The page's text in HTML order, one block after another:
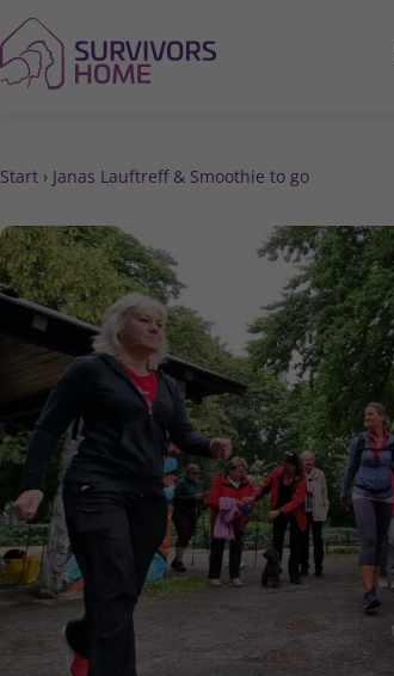
Start › Janas Lauftreff & Smoothie to go